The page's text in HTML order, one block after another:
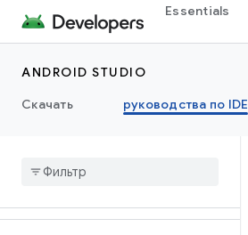
Essentials
ANDROID STUDIO
Скачать
руководства по IDE